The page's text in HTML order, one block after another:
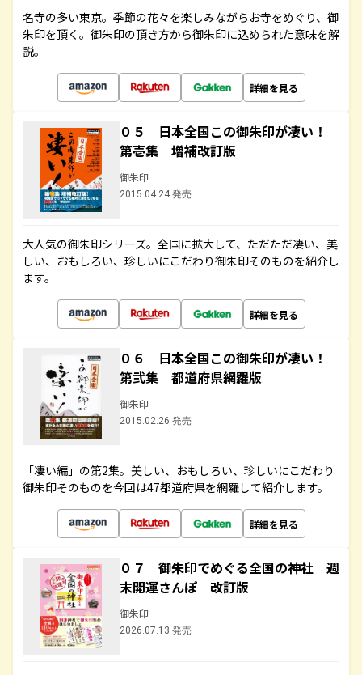
名寺の多い東京。季節の花々を楽しみながらお寺をめぐり、御
朱印を頂く。御朱印の頂き方から御朱印に込められた意味を解
説。
詳細を見る
０５ 日本全国この御朱印が凄い！
第壱集 増補改訂版
御朱印
2015.04.24 発売
大人気の御朱印シリーズ。全国に拡大して、ただただ凄い、美
しい、おもしろい、珍しいにこだわり御朱印そのものを紹介し
ます。
詳細を見る
０６ 日本全国この御朱印が凄い！
第弐集 都道府県網羅版
御朱印
2015.02.26 発売
「凄い編」の第2集。美しい、おもしろい、珍しいにこだわり
御朱印そのものを今回は47都道府県を網羅して紹介します。
詳細を見る
０７ 御朱印でめぐる全国の神社 週
末開運さんぽ 改訂版
御朱印
2026.07.13 発売